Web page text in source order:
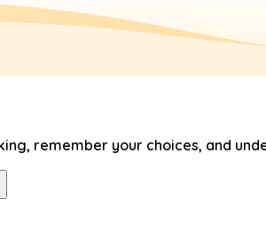
remember your choices, and